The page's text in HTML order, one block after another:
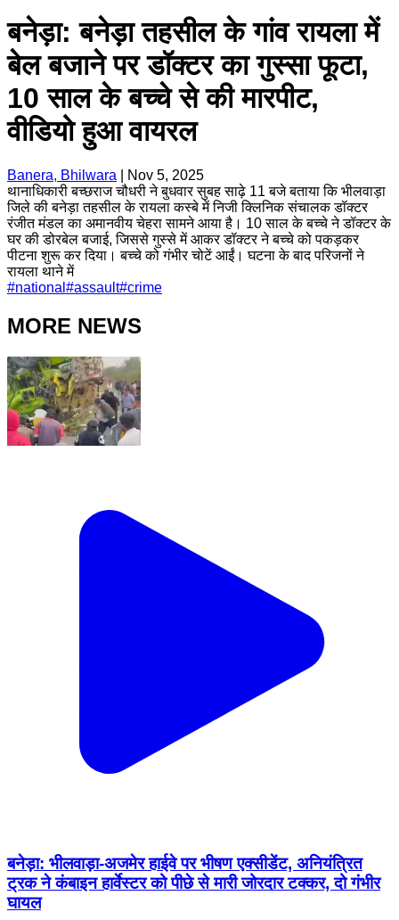
बनेड़ा: बनेड़ा तहसील के गांव रायला में
बेल बजाने पर डॉक्टर का गुस्सा फूटा,
10 साल के बच्चे से की मारपीट,
वीडियो हुआ वायरल
Banera, Bhilwara
Nov 5, 2025
थानाधिकारी बच्छराज चौधरी ने बुधवार सुबह साढ़े 11 बजे बताया कि भीलवाड़ा
जिले की बनेड़ा तहसील के रायला कस्बे में निजी क्लिनिक संचालक डॉक्टर
रंजीत मंडल का अमानवीय चेहरा सामने आया है। 10 साल के बच्चे ने डॉक्टर के
घर की डोरबेल बजाई, जिससे गुस्से में आकर डॉक्टर ने बच्चे को पकड़कर
पीटना शुरू कर दिया। बच्चे को गंभीर चोटें आईं। घटना के बाद परिजनों ने
रायला थाने में
#national #assault#crime
MORE NEWS
बनेड़ा: भीलवाड़ा-अजमेर हाईवे पर भीषण एक्सीडेंट, अनियंत्रित
ट्रक ने कंबाइन हार्वेस्टर को पीछे से मारी जोरदार टक्कर, दो गंभीर
घायल